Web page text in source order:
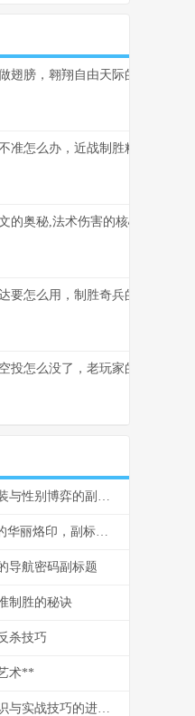
翅膀，翱翔自由天际的必备指南
准怎么办，近战制胜精准度提升
的奥秘,法术伤害的核心基石
要怎么用，制胜奇兵的信号艺术
投怎么没了，老玩家的深度分析
和平精英玩家扮成女生，战术伪装与性别博弈的副标题
王者荣耀s8英雄皮肤，一个时代的华丽烙印，副标题，光影与热血交织的峡谷记忆
导航密码副标题
制胜的秘诀
杀技巧
术**
**和平精英如何找突破：战术意识与实战技巧的进阶指南，破局致胜之道**